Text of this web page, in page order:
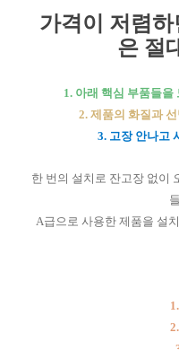
가격이 저렴
은 절
1. 아래 핵심 부품들을
2. 제품의 화질과
3. 고장 안나고
한 번의 설치로 잔고장 없이
A급으로 사용한 제품을 설